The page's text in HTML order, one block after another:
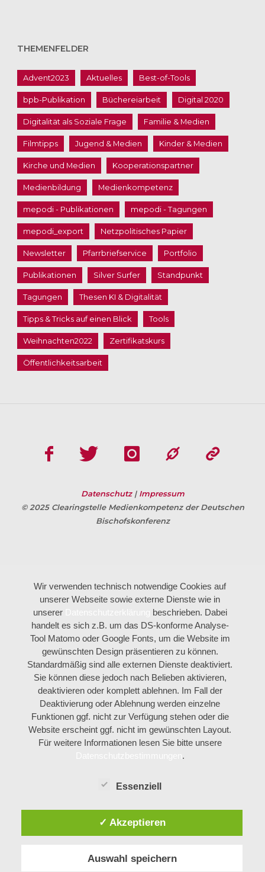
THEMENFELDER
Advent2023 Aktuelles Best-of-Tools
bpb-Publikation Büchereiarbeit Digital 2020
Digitalität als Soziale Frage Familie & Medien
Filmtipps Jugend & Medien Kinder & Medien
Kirche und Medien Kooperationspartner
Medienbildung Medienkompetenz
mepodi - Publikationen mepodi - Tagungen
mepodi_export Netzpolitisches Papier
Newsletter Pfarrbriefservice Portfolio
Publikationen Silver Surfer Standpunkt
Tagungen Thesen KI & Digitalität
Tipps & Tricks auf einen Blick Tools
Weihnachten2022 Zertifikatskurs
Öffentlichkeitsarbeit
Datenschutz | Impressum
© 2025 Clearingstelle Medienkompetenz der Deutschen
Bischofskonferenz
Wir verwenden technisch notwendige Cookies auf
unserer Webseite sowie externe Dienste wie in
unserer
beschrieben. Dabei
handelt es sich z.B. um das DS-konforme Analyse-
Tool Matomo oder Google Fonts, um die Website im
gewünschten Design präsentieren zu können.
Standardmäßig sind alle externen Dienste deaktiviert.
Sie können diese jedoch nach Belieben aktivieren,
deaktivieren oder komplett ablehnen. Im Fall der
Deaktivierung oder Ablehnung werden einzelne
Funktionen ggf. nicht zur Verfügung stehen oder die
Website erscheint ggf. nicht im gewünschten Layout.
Für weitere Informationen lesen Sie bitte unsere
.
Essenziell
✓ Akzeptieren
Auswahl speichern